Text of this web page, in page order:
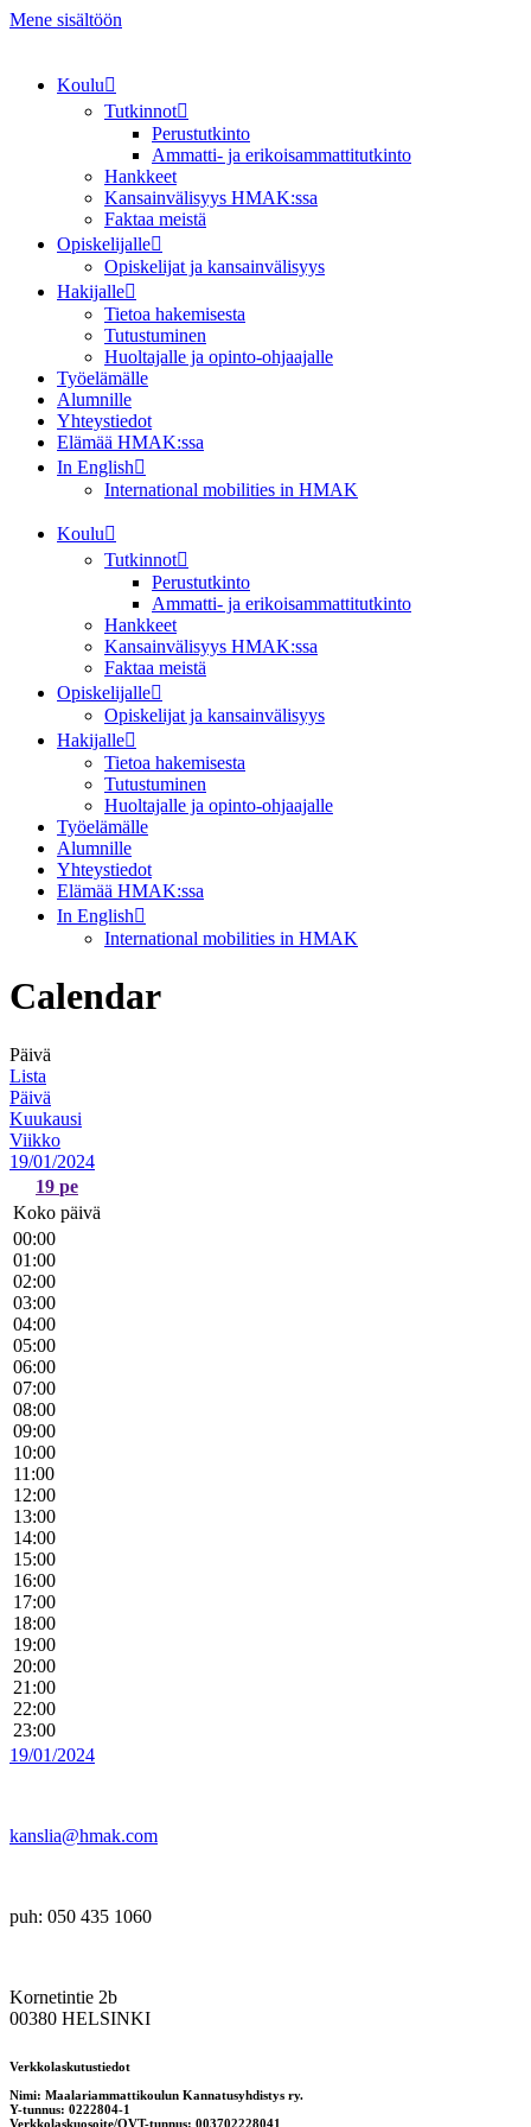
Mene sisältöön
Koulu
Tutkinnot
Perustutkinto
Ammatti- ja erikoisammattitutkinto
Hankkeet
Kansainvälisyys HMAK:ssa
Faktaa meistä
Opiskelijalle
Opiskelijat ja kansainvälisyys
Hakijalle
Tietoa hakemisesta
Tutustuminen
Huoltajalle ja opinto-ohjaajalle
Työelämälle
Alumnille
Yhteystiedot
Elämää HMAK:ssa
In English
International mobilities in HMAK
Koulu
Tutkinnot
Perustutkinto
Ammatti- ja erikoisammattitutkinto
Hankkeet
Kansainvälisyys HMAK:ssa
Faktaa meistä
Opiskelijalle
Opiskelijat ja kansainvälisyys
Hakijalle
Tietoa hakemisesta
Tutustuminen
Huoltajalle ja opinto-ohjaajalle
Työelämälle
Alumnille
Yhteystiedot
Elämää HMAK:ssa
In English
International mobilities in HMAK
Calendar
Päivä
Lista
Päivä
Kuukausi
Viikko
19/01/2024
19 pe
Koko päivä
00:00
01:00
02:00
03:00
04:00
05:00
06:00
07:00
08:00
09:00
10:00
11:00
12:00
13:00
14:00
15:00
16:00
17:00
18:00
19:00
20:00
21:00
22:00
23:00
19/01/2024
kanslia@hmak.com
puh: 050 435 1060
Kornetintie 2b
00380 HELSINKI
Verkkolaskutustiedot
Nimi: Maalariammattikoulun Kannatusyhdistys ry.
Y-tunnus: 0222804-1
Verkkolaskuosoite/OVT-tunnus: 003702228041